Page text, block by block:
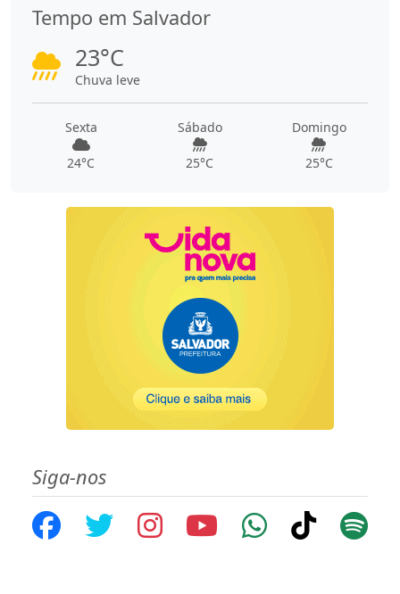
Tempo em Salvador
23°C
Chuva leve
Sexta
24°C
Sábado
25°C
Domingo
25°C
Siga-nos